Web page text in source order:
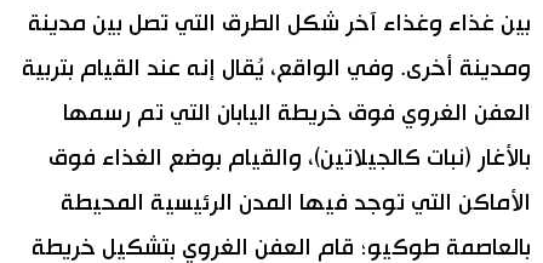
بين غذاء وغذاء آخر شكل الطرق التي تصل بين مدينة
ومدينة أخرى. وفي الواقع، يُقال إنه عند القيام بتربية
العفن الغروي فوق خريطة اليابان التي تم رسمها
بالأغار (نبات كالجيلاتين)، والقيام بوضع الغذاء فوق
الأماكن التي توجد فيها المدن الرئيسية المحيطة
بالعاصمة طوكيو؛ قام العفن الغروي بتشكيل خريطة